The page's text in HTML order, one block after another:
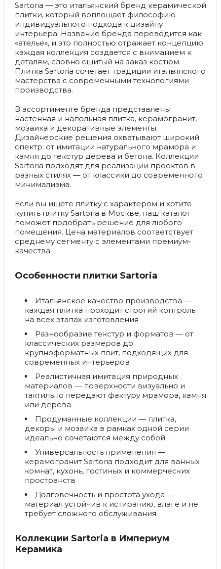
Sartoria — это итальянский бренд керамической
плитки, который воплощает философию
индивидуального подхода к дизайну
интерьера. Название бренда переводится как
«ателье», и это полностью отражает концепцию:
каждая коллекция создается с вниманием к
деталям, словно сшитый на заказ костюм.
Плитка Sartoria сочетает традиции итальянского
мастерства с современными технологиями
производства.
В ассортименте бренда представлены
настенная и напольная плитка, керамогранит,
мозаика и декоративные элементы.
Дизайнерские решения охватывают широкий
спектр: от имитации натурального мрамора и
камня до текстур дерева и бетона. Коллекции
Sartoria подходят для реализации проектов в
разных стилях — от классики до современного
минимализма.
Если вы ищете плитку с характером и хотите
купить плитку Sartoria в Москве, наш каталог
поможет подобрать решение для любого
помещения. Цена материалов соответствует
среднему сегменту с элементами премиум-
качества.
Особенности плитки Sartoria
Итальянское качество производства —
каждая плитка проходит строгий контроль
на всех этапах изготовления
Разнообразие текстур и форматов — от
классических размеров до
крупноформатных плит, подходящих для
современных интерьеров
Реалистичная имитация природных
материалов — поверхности визуально и
тактильно передают фактуру мрамора, камня
или дерева
Продуманные коллекции — плитка,
декоры и мозаика в рамках одной серии
идеально сочетаются между собой
Универсальность применения —
керамогранит Sartoria подходит для ванных
комнат, кухонь, гостиных и коммерческих
пространств
Долговечность и простота ухода —
материал устойчив к истиранию, влаге и не
требует сложного обслуживания
Коллекции Sartoria в Империум
Керамика